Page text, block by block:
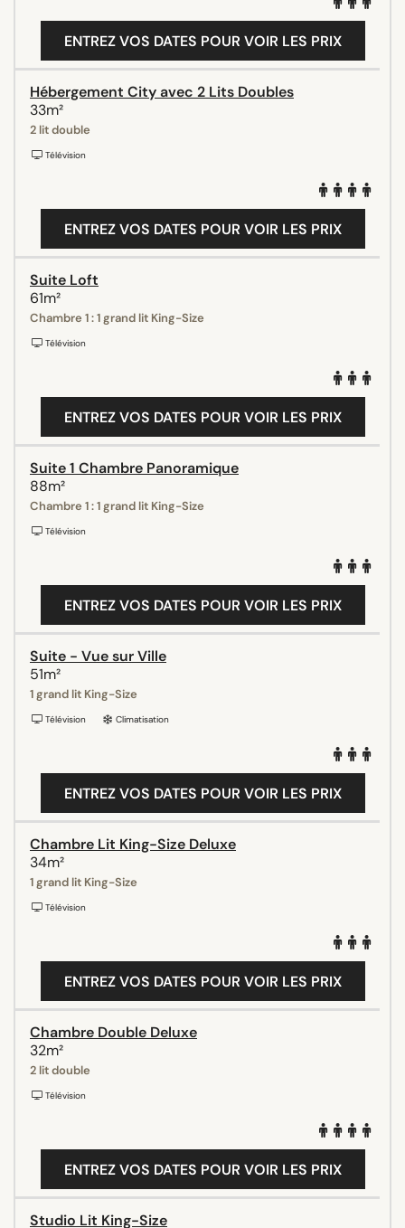
ENTREZ VOS DATES POUR VOIR LES PRIX
Hébergement City avec 2 Lits Doubles
33m²
2 lit double
Télévision
ENTREZ VOS DATES POUR VOIR LES PRIX
Suite Loft
61m²
Chambre 1 : 1 grand lit King-Size
Télévision
ENTREZ VOS DATES POUR VOIR LES PRIX
Suite 1 Chambre Panoramique
88m²
Chambre 1 : 1 grand lit King-Size
Télévision
ENTREZ VOS DATES POUR VOIR LES PRIX
Suite - Vue sur Ville
51m²
1 grand lit King-Size
Télévision Climatisation
ENTREZ VOS DATES POUR VOIR LES PRIX
Chambre Lit King-Size Deluxe
34m²
1 grand lit King-Size
Télévision
ENTREZ VOS DATES POUR VOIR LES PRIX
Chambre Double Deluxe
32m²
2 lit double
Télévision
ENTREZ VOS DATES POUR VOIR LES PRIX
Studio Lit King-Size